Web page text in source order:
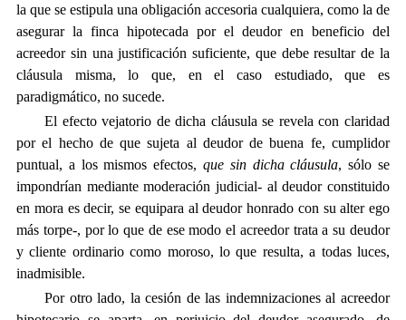
la que se estipula una obligación accesoria cualquiera, como la de
asegurar la finca hipotecada por el deudor en beneficio del
acreedor sin una justificación suficiente, que debe resultar de la
cláusula misma, lo que, en el caso estudiado, que es
paradigmático, no sucede.
El efecto vejatorio de dicha cláusula se revela con claridad
por el hecho de que sujeta al deudor de buena fe, cumplidor
puntual, a los mismos efectos, que sin dicha cláusula, sólo se
impondrían mediante moderación judicial- al deudor constituido
en mora es decir, se equipara al deudor honrado con su alter ego
más torpe-, por lo que de ese modo el acreedor trata a su deudor
y cliente ordinario como moroso, lo que resulta, a todas luces,
inadmisible.
Por otro lado, la cesión de las indemnizaciones al acreedor